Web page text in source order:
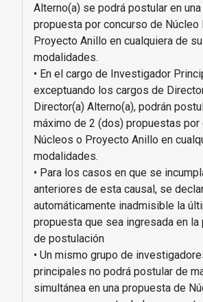
Alterno(a) se podrá postular en una
propuesta por concurso de Núcleo
Proyecto Anillo en cualquiera de
modalidades.
• En el cargo de Investigador
exceptuando los cargos de
Director(a) Alterno(a), podrán
máximo de 2 (dos) propuestas por
Núcleos o Proyecto Anillo en
modalidades.
• Para los casos en que se
anteriores de esta causal, se
automáticamente inadmisible la
propuesta que sea ingresada en la
de postulación
• Un mismo grupo de
principales no podrá postular de
simultánea en una propuesta de